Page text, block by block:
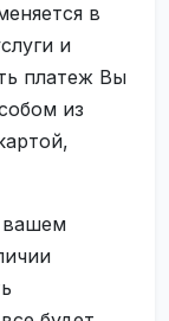
в
и
платеж Вы
из
вашем